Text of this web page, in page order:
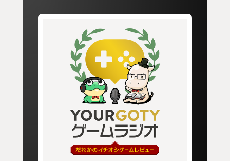
２度目のDARKSOUL３。多くの死にゲーをクリア
し自信をもっていた。そして、あの時とは見違える
ようにゲームを攻略していった。あの時倒せなかっ
た『深淵の監視者』を倒し、１つの壁を乗り越え
た。そして、『薪の王』達を倒していった。私は気
づいていなかった、何も変わっていなかったと。
『兄王子ローリアン』と対峙し私は負けた。そし
て、何度トライ＆エラーを繰り返しても負け続け
た。「勝てない。なぜか勝てない。」そう感じた私